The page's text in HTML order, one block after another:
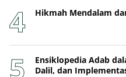
Hikmah Mendalam
Ensiklopedia Adab
Dalil, dan